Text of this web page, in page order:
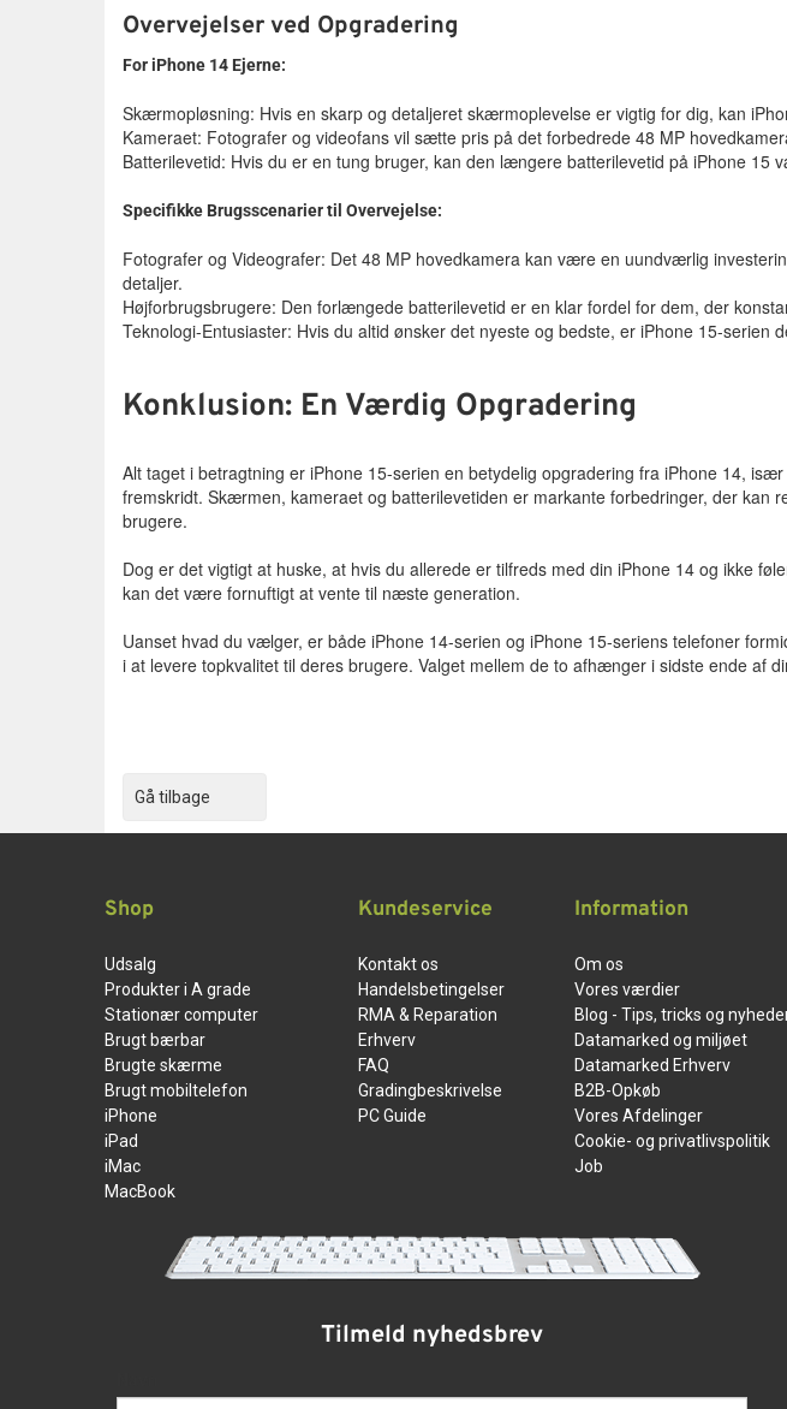
Overvejelser ved Opgradering
For iPhone 14 Ejerne:
Skærmopløsning: Hvis en skarp og detaljeret skærmoplevelse er vigtig for dig, kan
Kameraet: Fotografer og videofans vil sætte pris på det forbedrede 48 MP
Batterilevetid: Hvis du er en tung bruger, kan den længere batterilevetid på iPhone 15
Specifikke Brugsscenarier til Overvejelse:
Fotografer og Videografer: Det 48 MP hovedkamera kan være en uundværlig
detaljer.
Højforbrugsbrugere: Den forlængede batterilevetid er en klar fordel for dem, der
Teknologi-Entusiaster: Hvis du altid ønsker det nyeste og bedste, er iPhone 15-serien
Konklusion: En Værdig Opgradering
Alt taget i betragtning er iPhone 15-serien en betydelig opgradering fra iPhone 14,
fremskridt. Skærmen, kameraet og batterilevetiden er markante forbedringer, der kan
brugere.
Dog er det vigtigt at huske, at hvis du allerede er tilfreds med din iPhone 14 og ikke
kan det være fornuftigt at vente til næste generation.
Uanset hvad du vælger, er både iPhone 14-serien og iPhone 15-seriens telefoner
i at levere topkvalitet til deres brugere. Valget mellem de to afhænger i sidste ende af
Gå tilbage
Shop
Udsalg
Produkter i A grade
Stationær computer
Brugt bærbar
Brugte skærme
Brugt mobiltelefon
iPhone
iPad
iMac
MacBook
Kundeservice
Kontakt os
Handelsbetingelser
RMA & Reparation
Erhverv
FAQ
Gradingbeskrivelse
PC Guide
Information
Om os
Vores værdier
Blog - Tips, tricks og
Datamarked og miljøet
Datamarked Erhverv
B2B-Opkøb
Vores Afdelinger
Cookie- og privatlivspolitik
Job
Tilmeld nyhedsbrev